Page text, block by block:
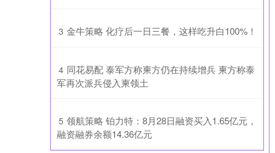
3 ​金牛策略 化疗后一日三餐，这样吃升白100%！
4 ​同花易配 泰军方称柬方仍在持续增兵 柬方称泰
军再次派兵侵入柬领土
5 ​领航策略 铂力特：8月28日融资买入1.65亿元，
融资融券余额14.36亿元